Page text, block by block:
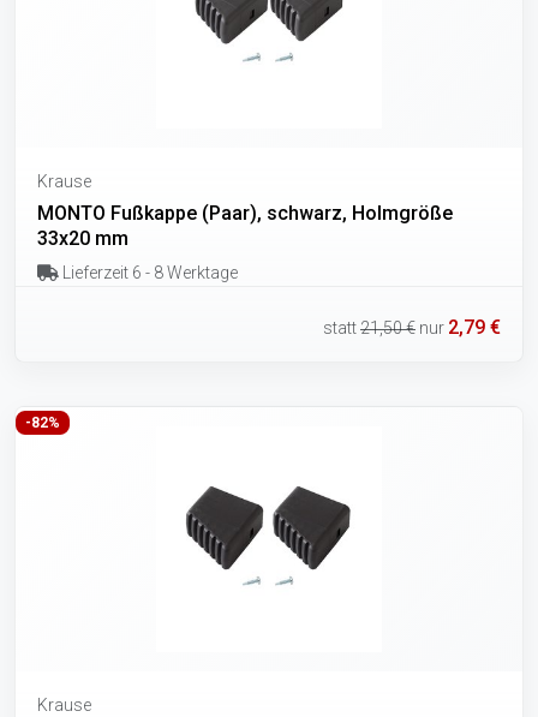
Krause
MONTO Fußkappe (Paar), schwarz, Holmgröße
33x20 mm
Lieferzeit 6 - 8 Werktage
statt21,50 € nur 2,79 €
-82%
Krause